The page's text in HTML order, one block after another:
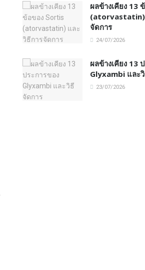
ผลข้างเคียง 13
(atorvastatin)
จัดการ
24/07/2026
ผลข้างเคียง 13
Glyxambi และ
23/07/2026